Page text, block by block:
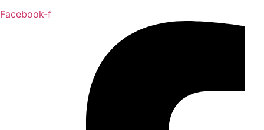
Facebook-f